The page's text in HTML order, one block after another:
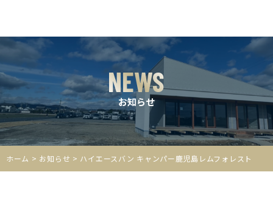
NEWS
お知らせ
ホーム > お知らせ > ハイエースバン キャンパー鹿児島レムフォレスト